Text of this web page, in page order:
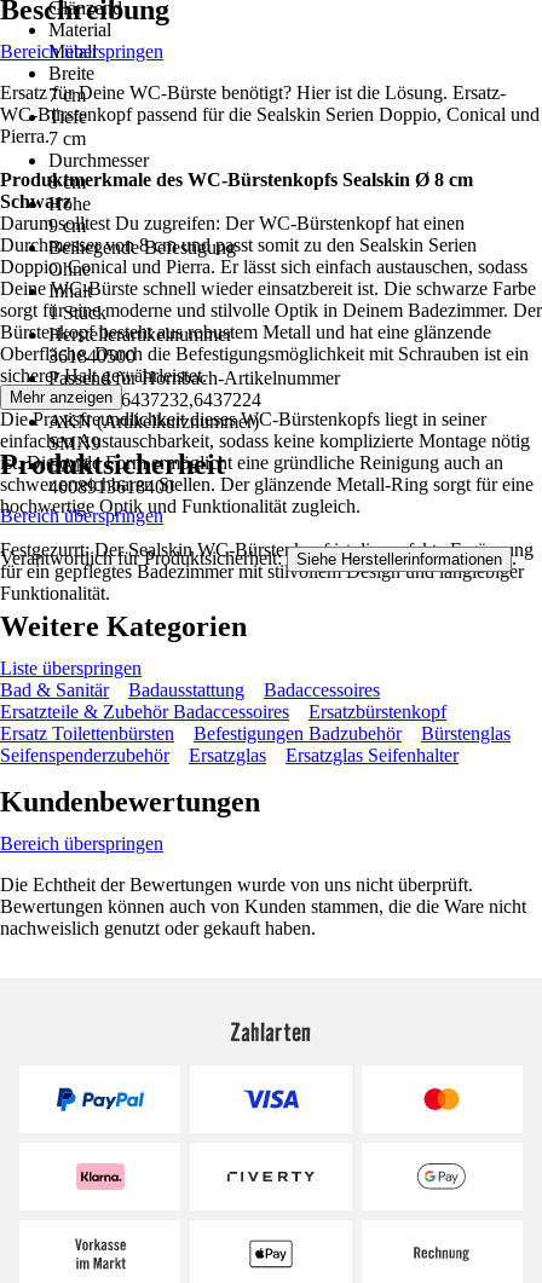
Glänzend
Material
Metall
Breite
7 cm
Tiefe
7 cm
Durchmesser
8 cm
Höhe
9 cm
Beiliegende Befestigung
Ohne
Inhalt
1 Stück
Herstellerartikelnummer
361840500
Passend für Hornbach-Artikelnummer
6437220,6437232,6437224
AKN (Artikelkurznummer)
SMN9
EAN
4008913618400
Beschreibung
Bereich überspringen
Ersatz für Deine WC-Bürste benötigt? Hier ist die Lösung. Ersatz-
WC-Bürstenkopf passend für die Sealskin Serien Doppio, Conical und
Pierra.
Produktmerkmale des WC-Bürstenkopfs Sealskin Ø 8 cm
Schwarz
Darum solltest Du zugreifen: Der WC-Bürstenkopf hat einen
Durchmesser von 8 cm und passt somit zu den Sealskin Serien
Doppio, Conical und Pierra. Er lässt sich einfach austauschen, sodass
Deine WC-Bürste schnell wieder einsatzbereit ist. Die schwarze Farbe
sorgt für eine moderne und stilvolle Optik in Deinem Badezimmer. Der
Bürstenkopf besteht aus robustem Metall und hat eine glänzende
Oberfläche. Durch die Befestigungsmöglichkeit mit Schrauben ist ein
sicherer Halt gewährleistet.
Die Praxisfreundlichkeit dieses WC-Bürstenkopfs liegt in seiner
einfachen Austauschbarkeit, sodass keine komplizierte Montage nötig
ist. Die ovale Form ermöglicht eine gründliche Reinigung auch an
schwer erreichbaren Stellen. Der glänzende Metall-Ring sorgt für eine
hochwertige Optik und Funktionalität zugleich.
Festgezurrt: Der Sealskin WC-Bürstenkopf ist die perfekte Ergänzung
für ein gepflegtes Badezimmer mit stilvollem Design und langlebiger
Funktionalität.
Mehr anzeigen
Produktsicherheit
Bereich überspringen
Verantwortlich für Produktsicherheit: Siehe Herstellerinformationen .
Weitere Kategorien
Liste überspringen
Bad & Sanitär
Badausstattung
Badaccessoires
Ersatzteile & Zubehör Badaccessoires
Ersatzbürstenkopf
Ersatz Toilettenbürsten
Befestigungen Badzubehör
Bürstenglas
Seifenspenderzubehör
Ersatzglas Ersatzglas Seifenhalter
Kundenbewertungen
Bereich überspringen
Die Echtheit der Bewertungen wurde von uns nicht überprüft.
Bewertungen können auch von Kunden stammen, die die Ware nicht
nachweislich genutzt oder gekauft haben.
Zahlarten